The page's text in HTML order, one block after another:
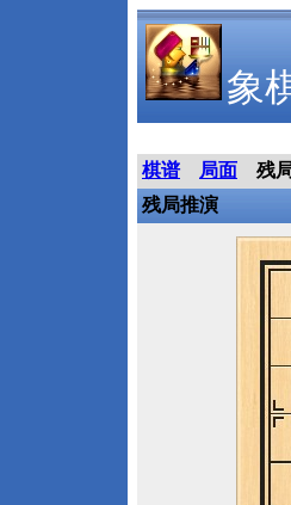
象
棋谱 局面
残
残局推演